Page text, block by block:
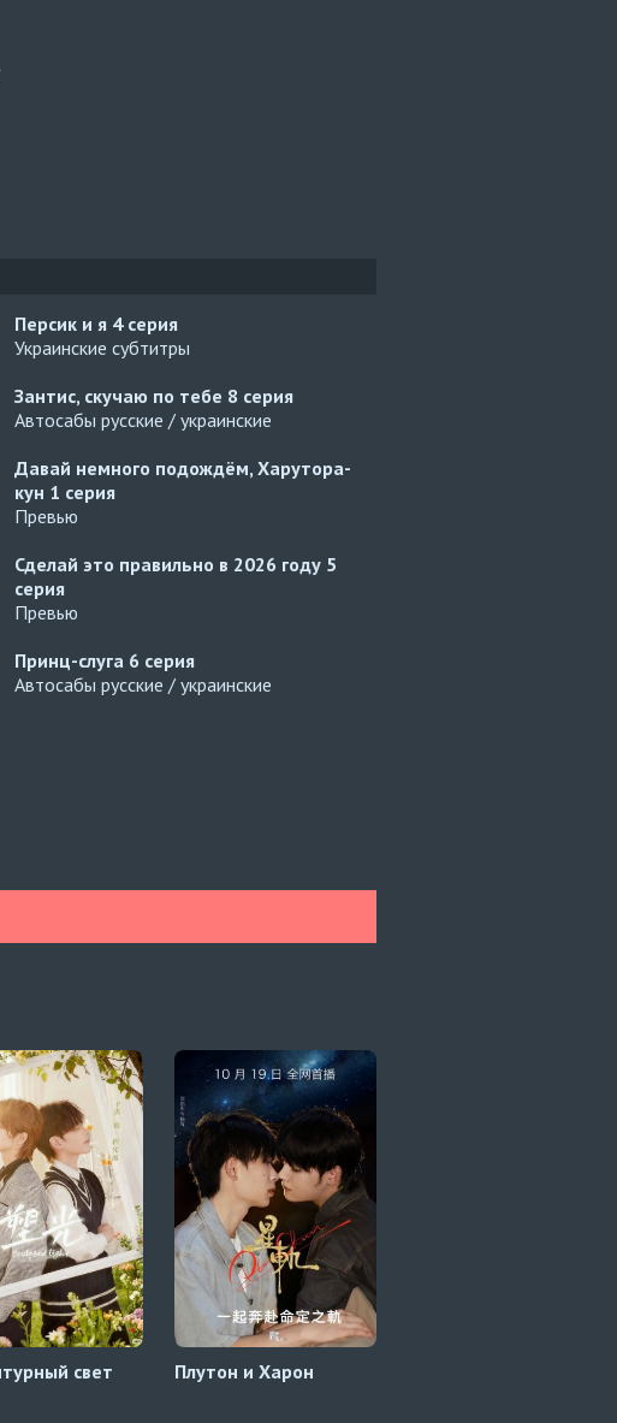
Персик и я 4 серия
Украинские субтитры
Зантис, скучаю по тебе 8 серия
Автосабы русские / украинские
Давай немного подождём, Харутора-
кун 1 серия
Превью
Сделай это правильно в 2026 году 5
серия
Превью
Принц-слуга 6 серия
Автосабы русские / украинские
свет Плутон и Харон